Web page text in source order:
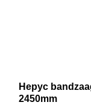
Hepyc
2450mm